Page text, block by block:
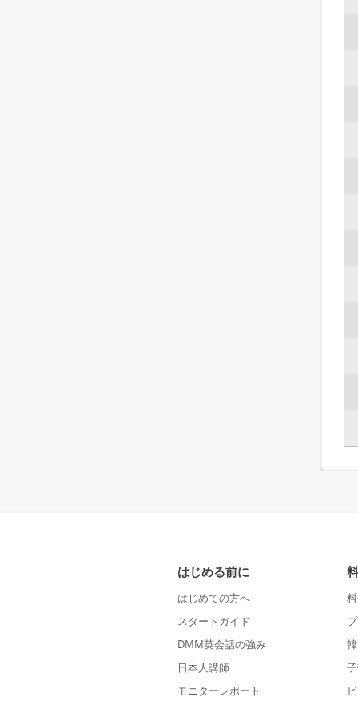
はじめる前に
はじめての方へ
スタートガイド
DMM英会話の強み
日本人講師
モニターレポート